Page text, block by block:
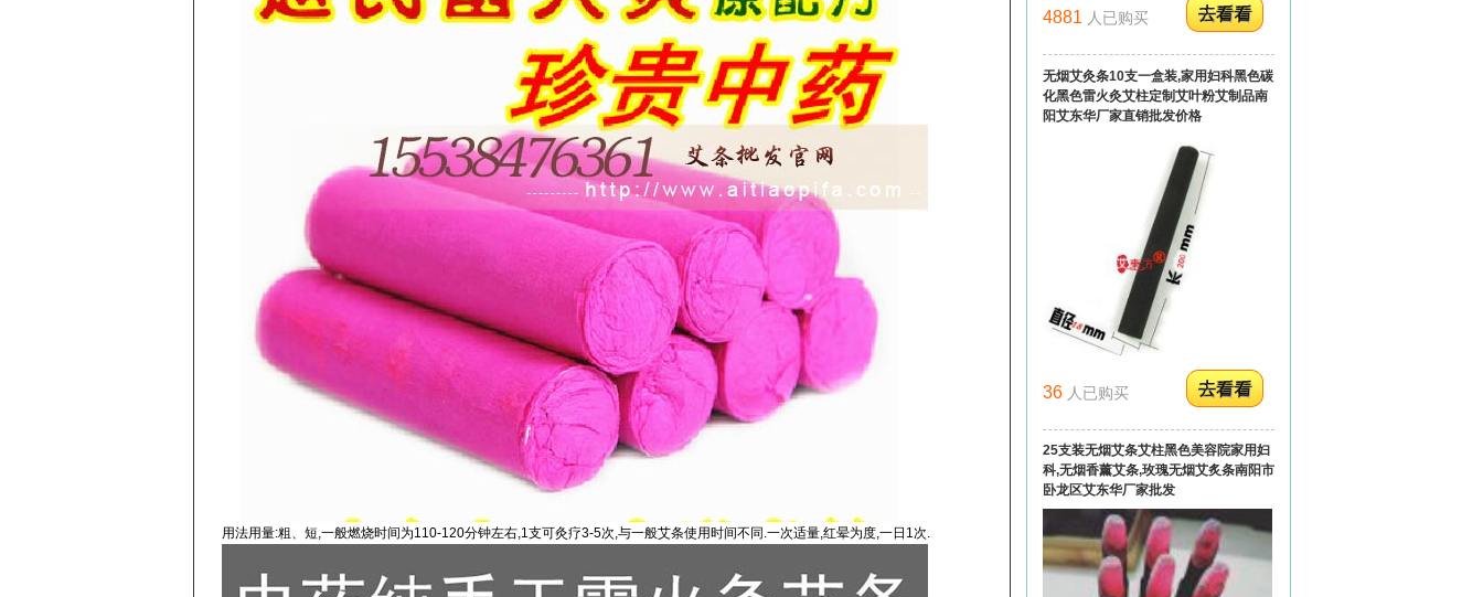
用法用量:粗、短,一般燃烧时间为110-120分钟左右,1支可灸疗3-5次,与一般艾条使用时间不同.一次适量,红晕为度,一日1次.
4881 人已购买
无烟艾灸条10支一盒装,家用妇科黑色碳
化黑色雷火灸艾柱定制艾叶粉艾制品南
阳艾东华厂家直销批发价格
36 人已购买
25支装无烟艾条艾柱黑色美容院家用妇
科,无烟香薰艾条,玫瑰无烟艾炙条南阳市
卧龙区艾东华厂家批发